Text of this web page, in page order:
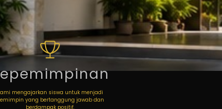
mengajarkan siswa untuk menjadi
yang bertanggung jawab dan
berdampak positif.